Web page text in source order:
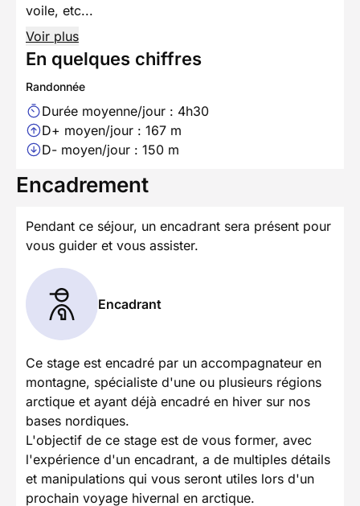
voile, etc...
Voir plus
En quelques chiffres
Randonnée
Durée moyenne/jour : 4h30
D+ moyen/jour : 167 m
D- moyen/jour : 150 m
Encadrement
Pendant ce séjour, un encadrant sera présent pour
vous guider et vous assister.
Encadrant
Ce stage est encadré par un accompagnateur en
montagne, spécialiste d'une ou plusieurs régions
arctique et ayant déjà encadré en hiver sur nos
bases nordiques.
L'objectif de ce stage est de vous former, avec
l'expérience d'un encadrant, a de multiples détails
et manipulations qui vous seront utiles lors d'un
prochain voyage hivernal en arctique.